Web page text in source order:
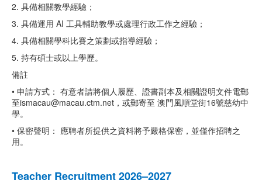
2. 具備相關教學經驗；
3. 具備運用 AI 工具輔助教學或處理行政工作之經驗；
4. 具備相關學科比賽之策劃或指導經驗；
5. 持有碩士或以上學歷。
備註
• 申請方式： 有意者請將個人履歷、證書副本及相關證明文件電郵
至ismacau@macau.ctm.net，或郵寄至 澳門風順堂街16號慈幼中
學。
• 保密聲明： 應聘者所提供之資料將予嚴格保密，並僅作招聘之
用。
Teacher Recruitment 2026–2027